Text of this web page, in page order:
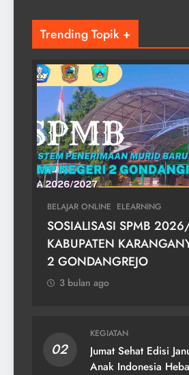
Trending Topik +
BELAJAR ONLINE ELEARNING
SOSIALISASI SPMB
KABUPATEN
2 GONDANGREJO
3 bulan ago
02
KEGIATAN
Jumat Sehat Edisi
Anak Indonesia